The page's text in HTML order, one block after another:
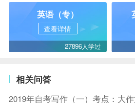
英语（专）
查看详情
27896人学过
相关问答
2019年自考写作（一）考点：大